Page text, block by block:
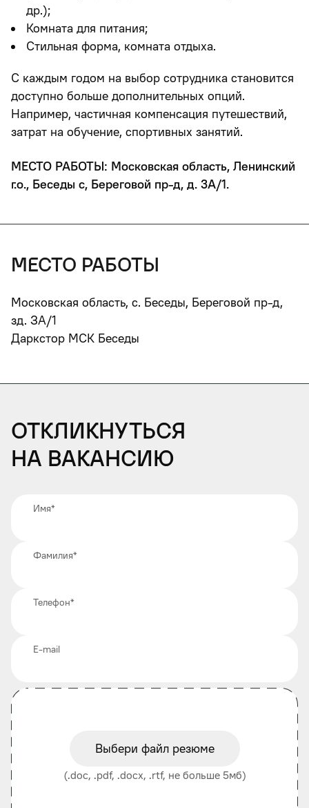
др.);
Комната для питания;
Стильная форма, комната отдыха.
С каждым годом на выбор сотрудника становится
доступно больше дополнительных опций.
Например, частичная компенсация путешествий,
затрат на обучение, спортивных занятий.
МЕСТО РАБОТЫ: Московская область, Ленинский
г.о., Беседы с, Береговой пр-д, д. 3А/1.
место работы
Московская область, с. Беседы, Береговой пр-д,
зд. ЗА/1
Даркстор МСК Беседы
Откликнуться
на вакансию
Имя*
Фамилия*
Телефон*
E-mail
Выбери файл резюме
(.doc, .pdf, .docx, .rtf, не больше 5мб)